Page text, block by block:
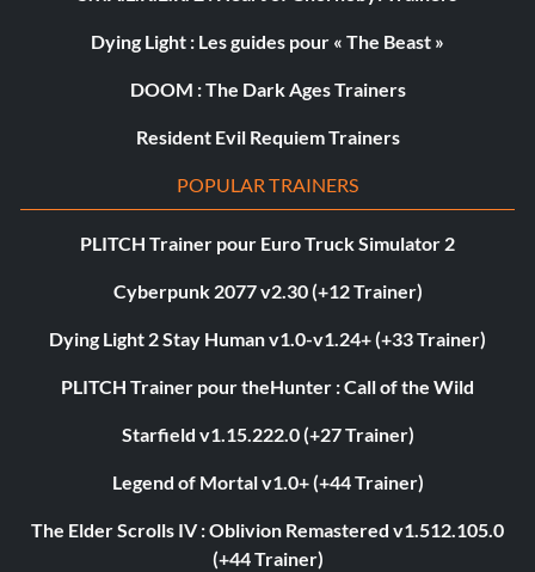
Dying Light : Les guides pour « The Beast »
DOOM : The Dark Ages Trainers
Resident Evil Requiem Trainers
POPULAR TRAINERS
PLITCH Trainer pour Euro Truck Simulator 2
Cyberpunk 2077 v2.30 (+12 Trainer)
Dying Light 2 Stay Human v1.0-v1.24+ (+33 Trainer)
PLITCH Trainer pour theHunter : Call of the Wild
Starfield v1.15.222.0 (+27 Trainer)
Legend of Mortal v1.0+ (+44 Trainer)
The Elder Scrolls IV : Oblivion Remastered v1.512.105.0
(+44 Trainer)